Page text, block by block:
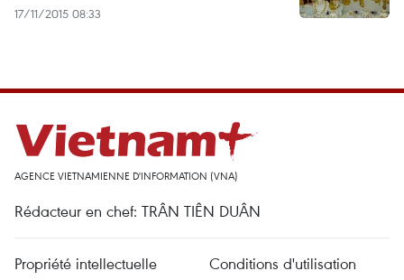
17/11/2015 08:33
AGENCE VIETNAMIENNE D'INFORMATION (VNA)
Rédacteur en chef: TRÂN TIÊN DUÂN
Propriété intellectuelle
Conditions d'utilisation